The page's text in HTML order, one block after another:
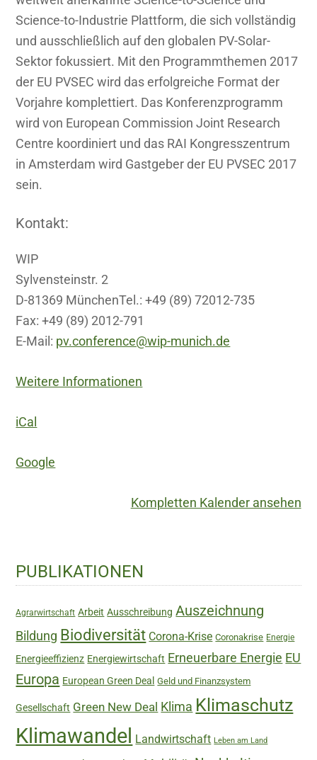
Science-to-Industrie Plattform, die sich vollständig
und ausschließlich auf den globalen PV-Solar-
Sektor fokussiert. Mit den Programmthemen 2017
der EU PVSEC wird das erfolgreiche Format der
Vorjahre komplettiert. Das Konferenzprogramm
wird von European Commission Joint Research
Centre koordiniert und das RAI Kongresszentrum
in Amsterdam wird Gastgeber der EU PVSEC 2017
sein.
Kontakt:
WIP
Sylvensteinstr. 2
D-81369 MünchenTel.: +49 (89) 72012-735
Fax: +49 (89) 2012-791
E-Mail: pv.conference@wip-munich.de
Weitere Informationen
iCal
Google
Kompletten Kalender ansehen
Haupt-
Sidebar
PUBLIKATIONEN
Agrarwirtschaft Arbeit Ausschreibung Auszeichnung
Bildung Biodiversität Corona-Krise Coronakrise Energie
Energieeffizienz Energiewirtschaft Erneuerbare Energie EU
Europa European Green Deal Geld und Finanzsystem
Gesellschaft Green New Deal Klima Klimaschutz
Klimawandel Landwirtschaft Leben am Land